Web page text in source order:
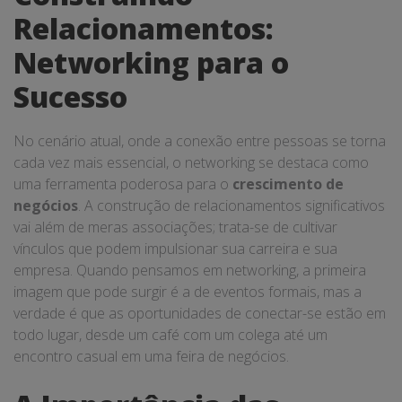
Relacionamentos:
Networking para o
Sucesso
No cenário atual, onde a conexão entre pessoas se torna
cada vez mais essencial, o networking se destaca como
uma ferramenta poderosa para o crescimento de
negócios. A construção de relacionamentos significativos
vai além de meras associações; trata-se de cultivar
vínculos que podem impulsionar sua carreira e sua
empresa. Quando pensamos em networking, a primeira
imagem que pode surgir é a de eventos formais, mas a
verdade é que as oportunidades de conectar-se estão em
todo lugar, desde um café com um colega até um
encontro casual em uma feira de negócios.